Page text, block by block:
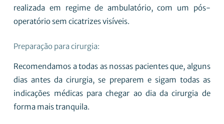
realizada em regime de ambulatório, com um pós-
operatório sem cicatrizes visíveis.
Preparação para cirurgia:
Recomendamos a todas as nossas pacientes que, alguns
dias antes da cirurgia, se preparem e sigam todas as
indicações médicas para chegar ao dia da cirurgia de
forma mais tranquila.